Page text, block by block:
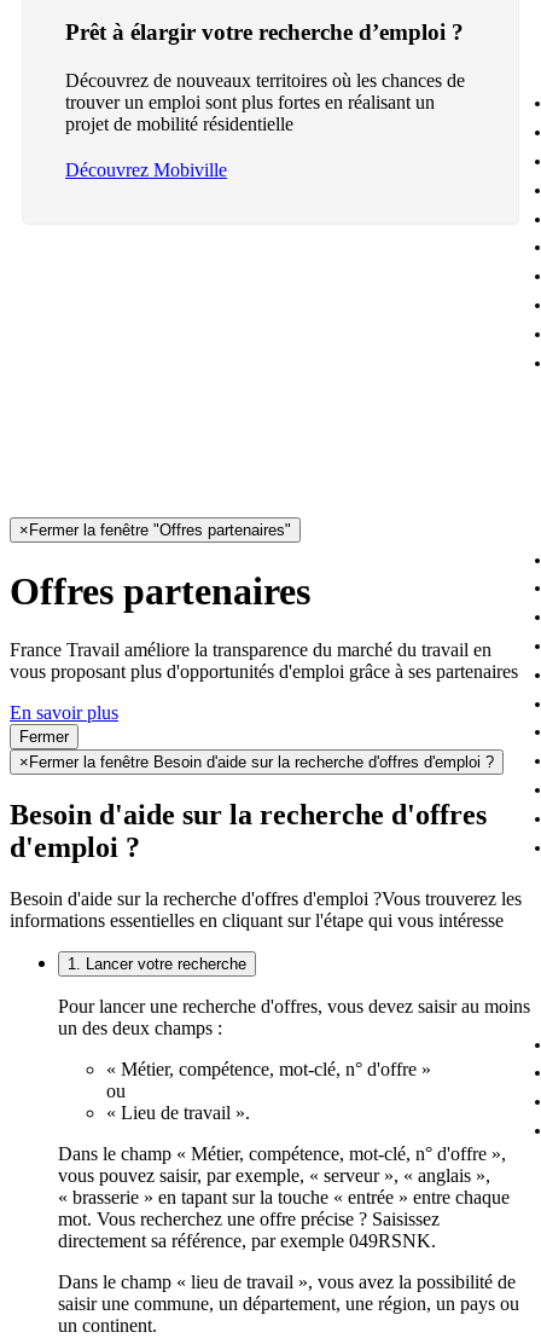
Prêt à élargir votre recherche d’emploi ?
Découvrez de nouveaux territoires où les chances de
trouver un emploi sont plus fortes en réalisant un
projet de mobilité résidentielle
Découvrez Mobiville
× Fermer la fenêtre "Offres partenaires"
Offres partenaires
France Travail améliore la transparence du marché du travail en
vous proposant plus d'opportunités d'emploi grâce à ses partenaires
En savoir plus
Fermer
× Fermer la fenêtre Besoin d'aide sur la recherche d'offres d'emploi ?
Besoin d'aide sur la recherche d'offres
d'emploi ?
Besoin d'aide sur la recherche d'offres d'emploi ?Vous trouverez les
informations essentielles en cliquant sur l'étape qui vous intéresse
1. Lancer votre recherche
Pour lancer une recherche d'offres, vous devez saisir au moins
un des deux champs :
« Métier, compétence, mot-clé, n° d'offre »
ou
« Lieu de travail ».
Dans le champ « Métier, compétence, mot-clé, n° d'offre »,
vous pouvez saisir, par exemple, « serveur », « anglais »,
« brasserie » en tapant sur la touche « entrée » entre chaque
mot. Vous recherchez une offre précise ? Saisissez
directement sa référence, par exemple 049RSNK.
Dans le champ « lieu de travail », vous avez la possibilité de
saisir une commune, un département, une région, un pays ou
un continent.